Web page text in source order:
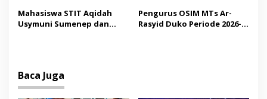
Operator Diaudit
Pendidikan Berbasis
Budaya
Mahasiswa STIT Aqidah
Usymuni Sumenep dan
Pengurus OSIM MTs Ar-
Rasyid Duko Periode 2026-
Baca Juga